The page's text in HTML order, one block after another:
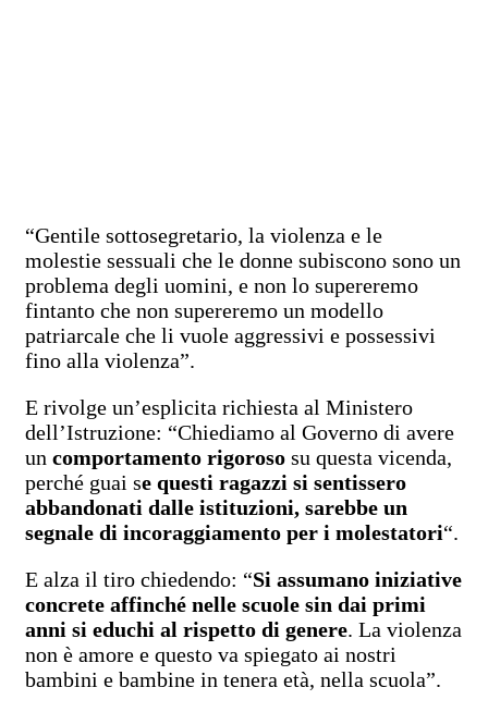
“Gentile sottosegretario, la violenza e le
molestie sessuali che le donne subiscono sono un
problema degli uomini, e non lo supereremo
fintanto che non supereremo un modello
patriarcale che li vuole aggressivi e possessivi
fino alla violenza”.
E rivolge un’esplicita richiesta al Ministero
dell’Istruzione: “Chiediamo al Governo di avere
un comportamento rigoroso su questa vicenda,
perché guai se questi ragazzi si sentissero
abbandonati dalle istituzioni, sarebbe un
segnale di incoraggiamento per i molestatori“.
E alza il tiro chiedendo: “Si assumano iniziative
concrete affinché nelle scuole sin dai primi
anni si educhi al rispetto di genere. La violenza
non è amore e questo va spiegato ai nostri
bambini e bambine in tenera età, nella scuola”.